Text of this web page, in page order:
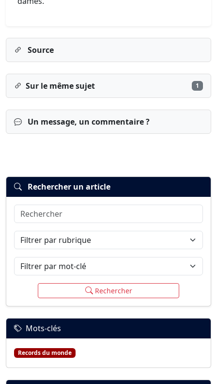
Source
Sur le même sujet 1
Un message, un commentaire ?
Connexion
Rechercher un article
Rechercher
Filtrer par rubrique
Filtrer par mot-clé
Rechercher
Mots-clés
Records du monde